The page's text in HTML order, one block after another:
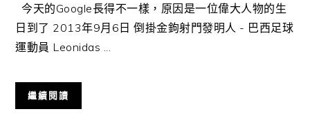
今天的Google長得不一樣，原因是一位偉大人物的生
日到了 2013年9月6日 倒掛金鉤射門發明人 - 巴西足球
運動員 Leonidas ...
繼續閱讀